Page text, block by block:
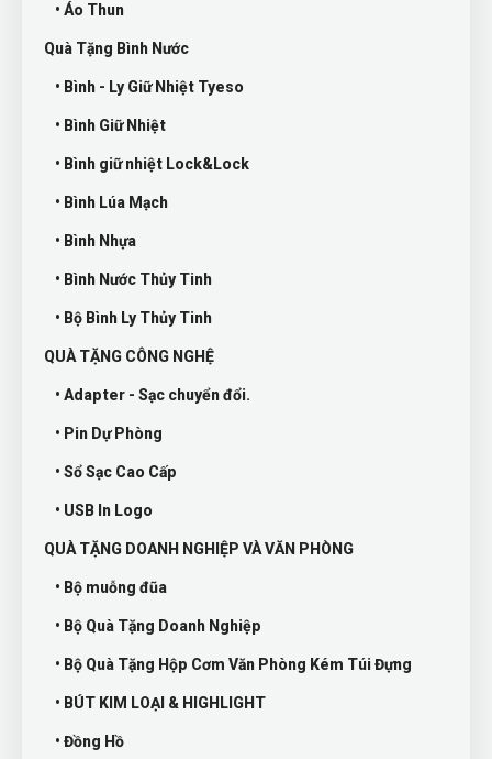
• Áo Thun
Quà Tặng Bình Nước
• Bình - Ly Giữ Nhiệt Tyeso
• Bình Giữ Nhiệt
• Bình giữ nhiệt Lock&Lock
• Bình Lúa Mạch
• Bình Nhựa
• Bình Nước Thủy Tinh
• Bộ Bình Ly Thủy Tinh
QUÀ TẶNG CÔNG NGHỆ
• Adapter - Sạc chuyển đổi.
• Pin Dự Phòng
• Sổ Sạc Cao Cấp
• USB In Logo
QUÀ TẶNG DOANH NGHIỆP VÀ VĂN PHÒNG
• Bộ muỗng đũa
• Bộ Quà Tặng Doanh Nghiệp
• Bộ Quà Tặng Hộp Cơm Văn Phòng Kém Túi Đựng
• BÚT KIM LOẠI & HIGHLIGHT
• Đồng Hồ